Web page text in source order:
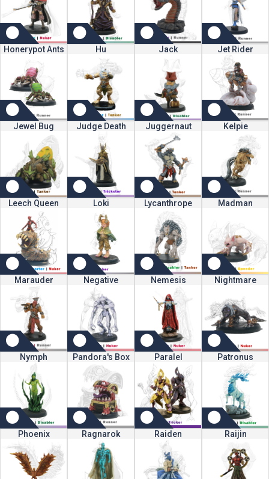
Honerypot Ants Hu Jack Jet Rider
Jewel Bug Judge Death Juggernaut Kelpie
Leech Queen Loki Lycanthrope Madman
Marauder Negative Nemesis Nightmare
Nymph Pandora's Box Paralel Patronus
Phoenix Ragnarok Raiden Raijin